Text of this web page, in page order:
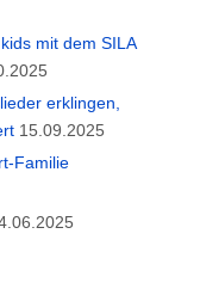
mit dem SILA
erklingen,
15.09.2025
Familie